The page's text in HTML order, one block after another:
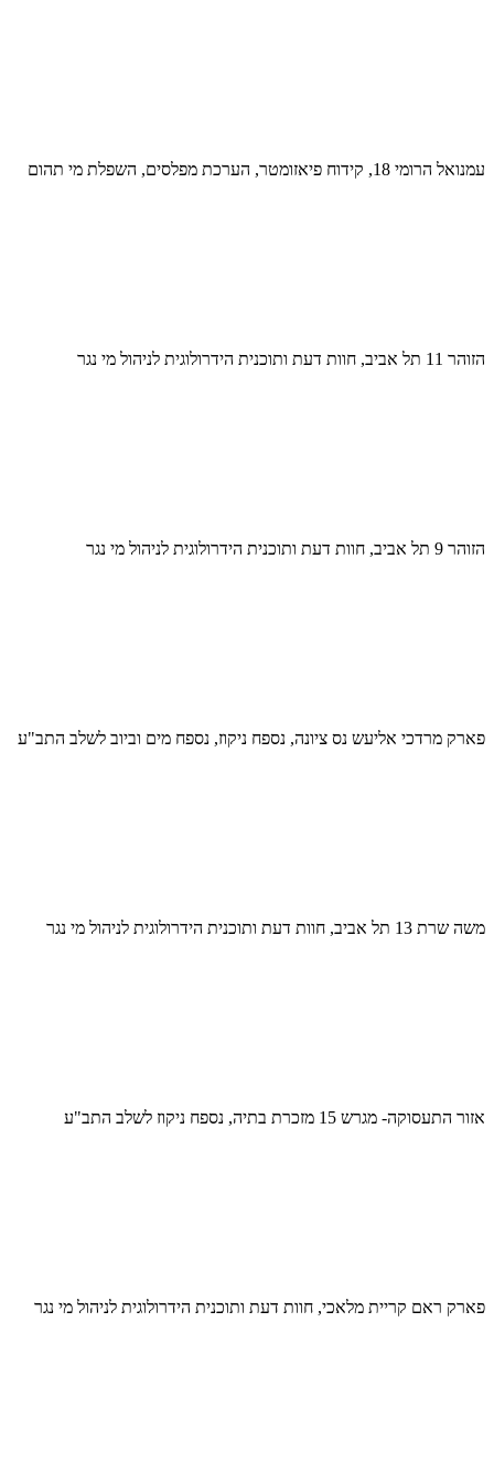
עמנואל הרומי 18, קידוח פיאזומטר, הערכת מפלסים, השפלת מי תהום
הזוהר 11 תל אביב, חוות דעת ותוכנית הידרולוגית לניהול מי נגר
הזוהר 9 תל אביב, חוות דעת ותוכנית הידרולוגית לניהול מי נגר
פארק מרדכי אליעש נס ציונה, נספח ניקוז, נספח מים וביוב לשלב התב"ע
משה שרת 13 תל אביב, חוות דעת ותוכנית הידרולוגית לניהול מי נגר
אזור התעסוקה- מגרש 15 מזכרת בתיה, נספח ניקוז לשלב התב"ע
פארק ראם קריית מלאכי, חוות דעת ותוכנית הידרולוגית לניהול מי נגר